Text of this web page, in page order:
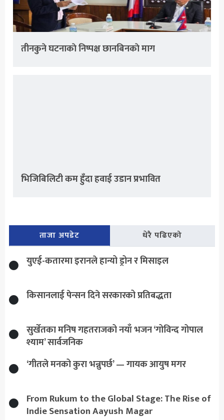
तीनकुने घटनाकाे निष्पक्ष छानबिनकाे माग
भिजिबिलिटी कम हुँदा हवाई उडान प्रभावित
ताजा अपडेट धेरै पढिएको
युएई-कतारमा इरानले हान्यो ड्रोन र मिसाइल
किसानलाई पेन्सन दिने सरकारको प्रतिबद्धता
सुर्खेतका मनिष गहतराजको नयाँ भजन ‘गोविन्द गोपाल
श्याम’ सार्वजनिक
‘गीतले मनको कुरा भन्नुपर्छ’ — गायक आयुष मगर
From Rukum to the Global Stage: The Rise of
Indie Sensation Aayush Magar